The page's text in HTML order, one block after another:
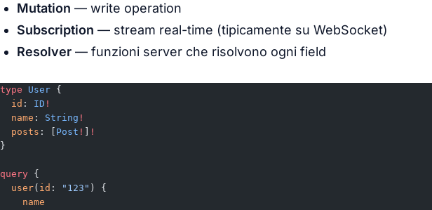
Mutation — write operation
Subscription — stream real-time (tipicamente su WebSocket)
Resolver — funzioni server che risolvono ogni field
type User {
  id
: ID !
  name
: String !
  posts
: [ Post !
!
}
query {
  user
( id : "123" ) {
    name